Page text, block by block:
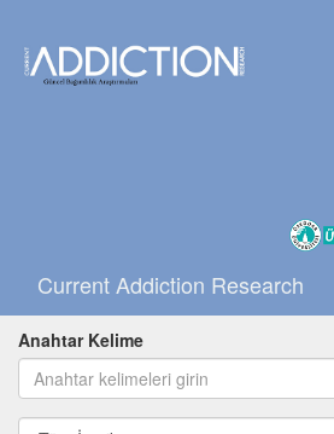
Current Addiction Research
Anahtar Kelime